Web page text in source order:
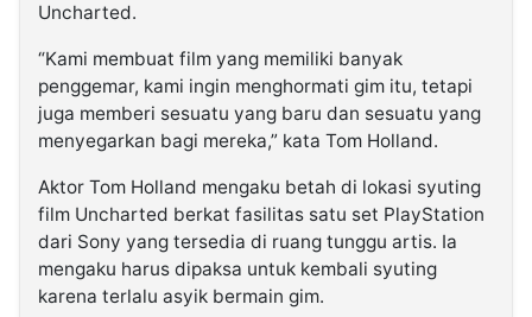
Uncharted.
“Kami membuat film yang memiliki banyak
penggemar, kami ingin menghormati gim itu, tetapi
juga memberi sesuatu yang baru dan sesuatu yang
menyegarkan bagi mereka,” kata Tom Holland.
Aktor Tom Holland mengaku betah di lokasi syuting
film Uncharted berkat fasilitas satu set PlayStation
dari Sony yang tersedia di ruang tunggu artis. Ia
mengaku harus dipaksa untuk kembali syuting
karena terlalu asyik bermain gim.